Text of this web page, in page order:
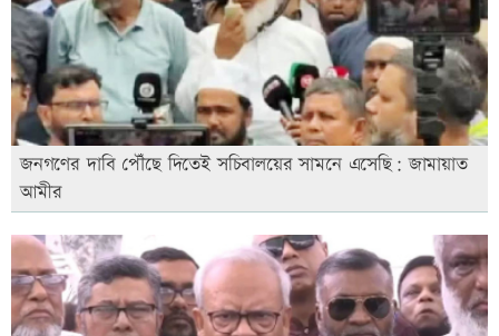
জনগণের দাবি পৌঁছে দিতেই সচিবালয়ের সামনে এসেছি: জামায়াত
আমীর